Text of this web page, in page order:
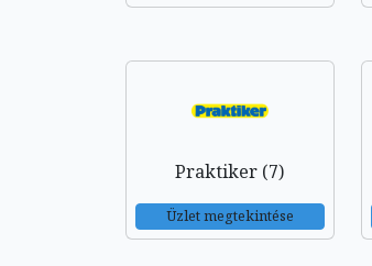
Praktiker (7)
Üzlet megtekintése